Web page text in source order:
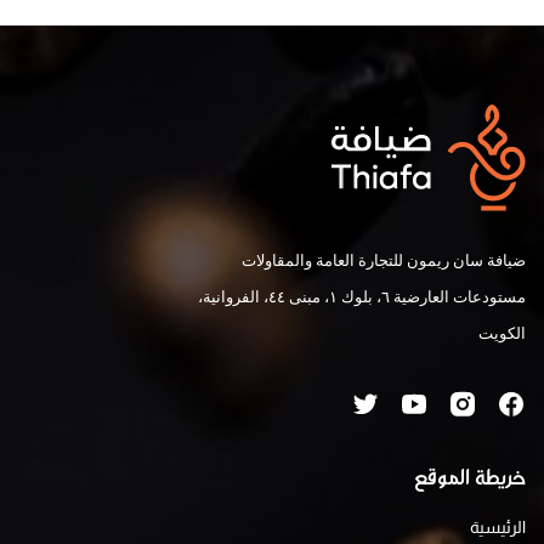
ضيافة سان ريمون للتجارة العامة والمقاولات
مستودعات العارضية ٦، بلوك ١، مبنى ٤٤، الفروانية،
الكويت
خريطة الموقع
الرئيسية